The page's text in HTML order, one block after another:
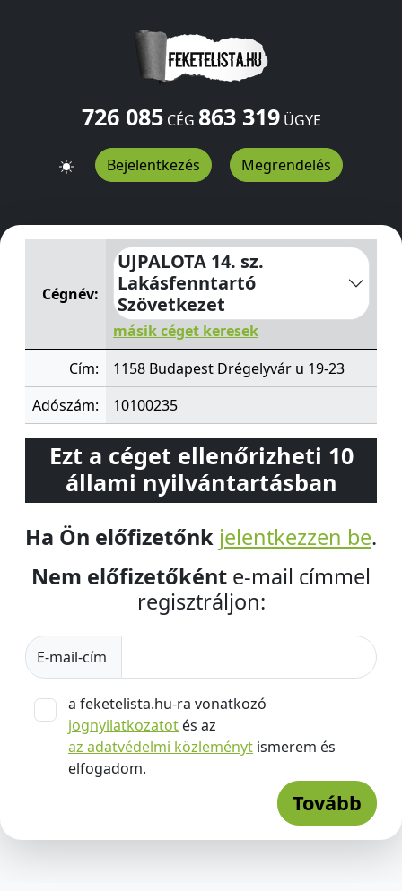
726 085CÉG 863 319ÜGYE
Bejelentkezés Megrendelés
UJPALOTA 14. sz. Lakásfenntartó Szövetkezet
Cégnév:
UJPALOTA 14. sz.
Lakásfenntartó
Szövetkezet
másik céget keresek
Cím:
1158 Budapest Drégelyvár u 19-23
Adószám:
10100235
Ezt a céget ellenőrizheti 10
állami nyilvántartásban
Ha Ön előfizetőnk jelentkezzen be.
Nem előfizetőként e-mail címmel
regisztráljon:
E-mail-cím
a feketelista.hu-ra vonatkozó
jognyilatkozatot és az
az adatvédelmi közleményt ismerem és
elfogadom.
Tovább